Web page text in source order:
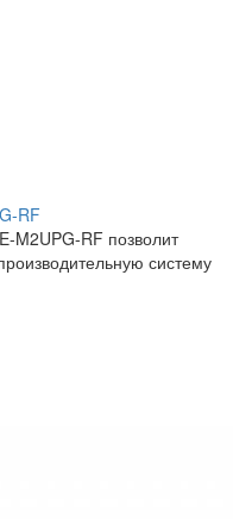
RF
M2UPG-RF позволит
систему